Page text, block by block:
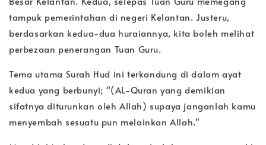
tampuk pemerintahan di negeri Kelantan. Justeru,
berdasarkan kedua-dua huraiannya, kita boleh melihat
perbezaan penerangan Tuan Guru.
Tema utama Surah Hud ini terkandung di dalam ayat
kedua yang berbunyi; "(AL-Quran yang demikian
sifatnya diturunkan oleh Allah) supaya janganlah kamu
menyembah sesuatu pun melainkan Allah."